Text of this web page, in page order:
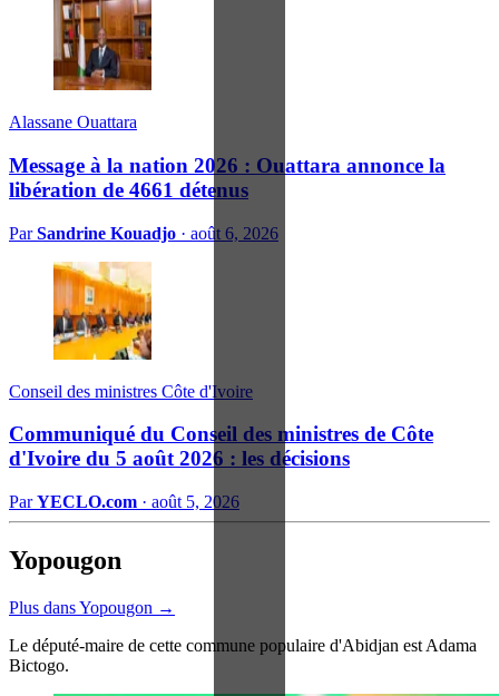
Alassane Ouattara
Message à la nation 2026 : Ouattara annonce la
libération de 4661 détenus
ParSandrine Kouadjo · août 6, 2026
Conseil des ministres Côte d'Ivoire
Communiqué du Conseil des ministres de Côte
d'Ivoire du 5 août 2026 : les décisions
ParYECLO.com · août 5, 2026
Yopougon
Plus dans Yopougon →
Le député-maire de cette commune populaire d'Abidjan est Adama
Bictogo.